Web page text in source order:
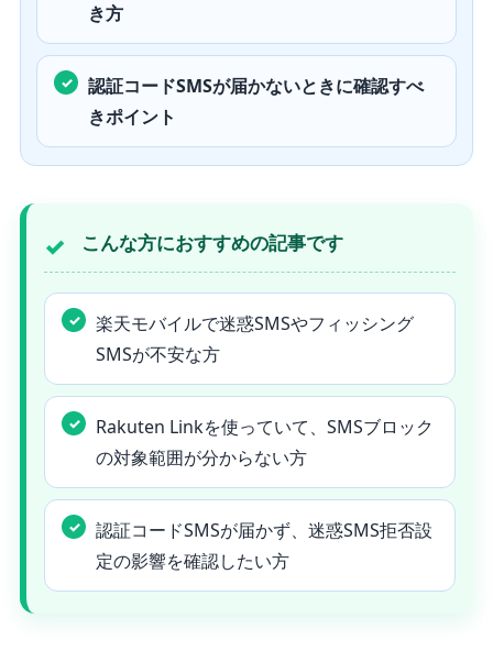
き方
認証コードSMSが届かないときに確認すべ
きポイント
こんな方におすすめの記事です
楽天モバイルで迷惑SMSやフィッシング
SMSが不安な方
Rakuten Linkを使っていて、SMSブロック
の対象範囲が分からない方
認証コードSMSが届かず、迷惑SMS拒否設
定の影響を確認したい方